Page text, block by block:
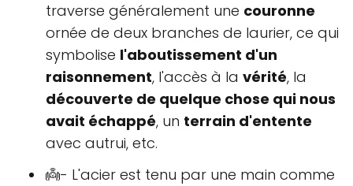
traverse généralement une couronne
ornée de deux branches de laurier, ce qui
symbolise l'aboutissement d'un
raisonnement, l'accès à la vérité, la
découverte de quelque chose qui nous
avait échappé, un terrain d'entente
avec autrui, etc.
👼- L'acier est tenu par une main comme